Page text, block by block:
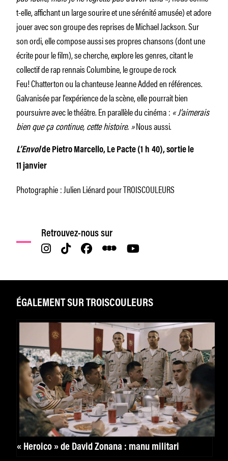
t-elle, affichant un large sourire et une sérénité amusée) et adore
jouer avec son groupe des reprises de Michael Jackson. Sur
son ordi, elle compose aussi ses propres chansons (dont une
écrite pour le film), se cherche, explore les genres, citant le
collectif de rap rennais Columbine, le groupe de rock
Feu! Chatterton ou la chanteuse Jeanne Added en références.
Galvanisée par l’expérience de la scène, elle pourrait bien
poursuivre avec le théâtre. En parallèle du cinéma : « J’aimerais
bien que ça continue, cette histoire. »Nous aussi.
L’Envolde Pietro Marcello, Le Pacte (1 h 40), sortie le
11 janvier
Photographie : Julien Liénard pour TROISCOULEURS
Retrouvez-nous sur
ÉGALEMENT SUR TROISCOULEURS
« Heroico » de David Zonana : manu militari